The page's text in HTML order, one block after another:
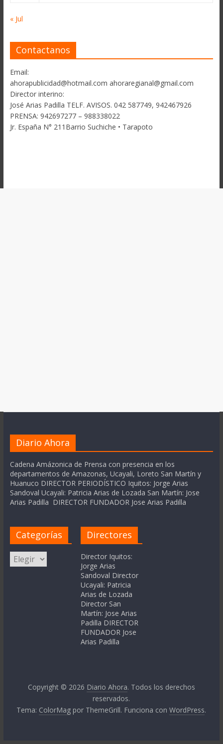
« Jul
Contactanos
Email:
ahorapublicidad@hotmail.com ahoraregianal@gmail.com
Director interino:
José Arias Padilla TELF. AVISOS. 042 587749, 942467926
PRENSA: 942697277 – 988338022
Jr. España N° 211Barrio Suchiche • Tarapoto
Diario Ahora
Cadena Amázonica de Prensa con presencia en los
departamentos de Amazonas, Ucayali, Loreto San Martín y
Huanuco DIRECTOR PERIODÍSTICO Iquitos: Jorge Arias
Sandoval Ucayali: Patricia Arias de Lozada San Martín: Jose
Arias Padilla DIRECTOR FUNDADOR Jose Arias Padilla
Categorías
Categorías
Directores
Director Iquitos:
Jorge Arias
Sandoval Director
Ucayali: Patricia
Arias de Lozada
Director San
Martín: Jose Arias
Padilla DIRECTOR
FUNDADOR Jose
Arias Padilla
Copyright © 2026 Diario Ahora. Todos los derechos
reservados.
Tema: ColorMag por ThemeGrill. Funciona conWordPress.